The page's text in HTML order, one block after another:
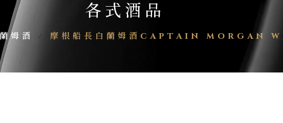
各式酒品
蘭姆酒 / 摩根船長白蘭姆酒CAPTAIN MORGAN